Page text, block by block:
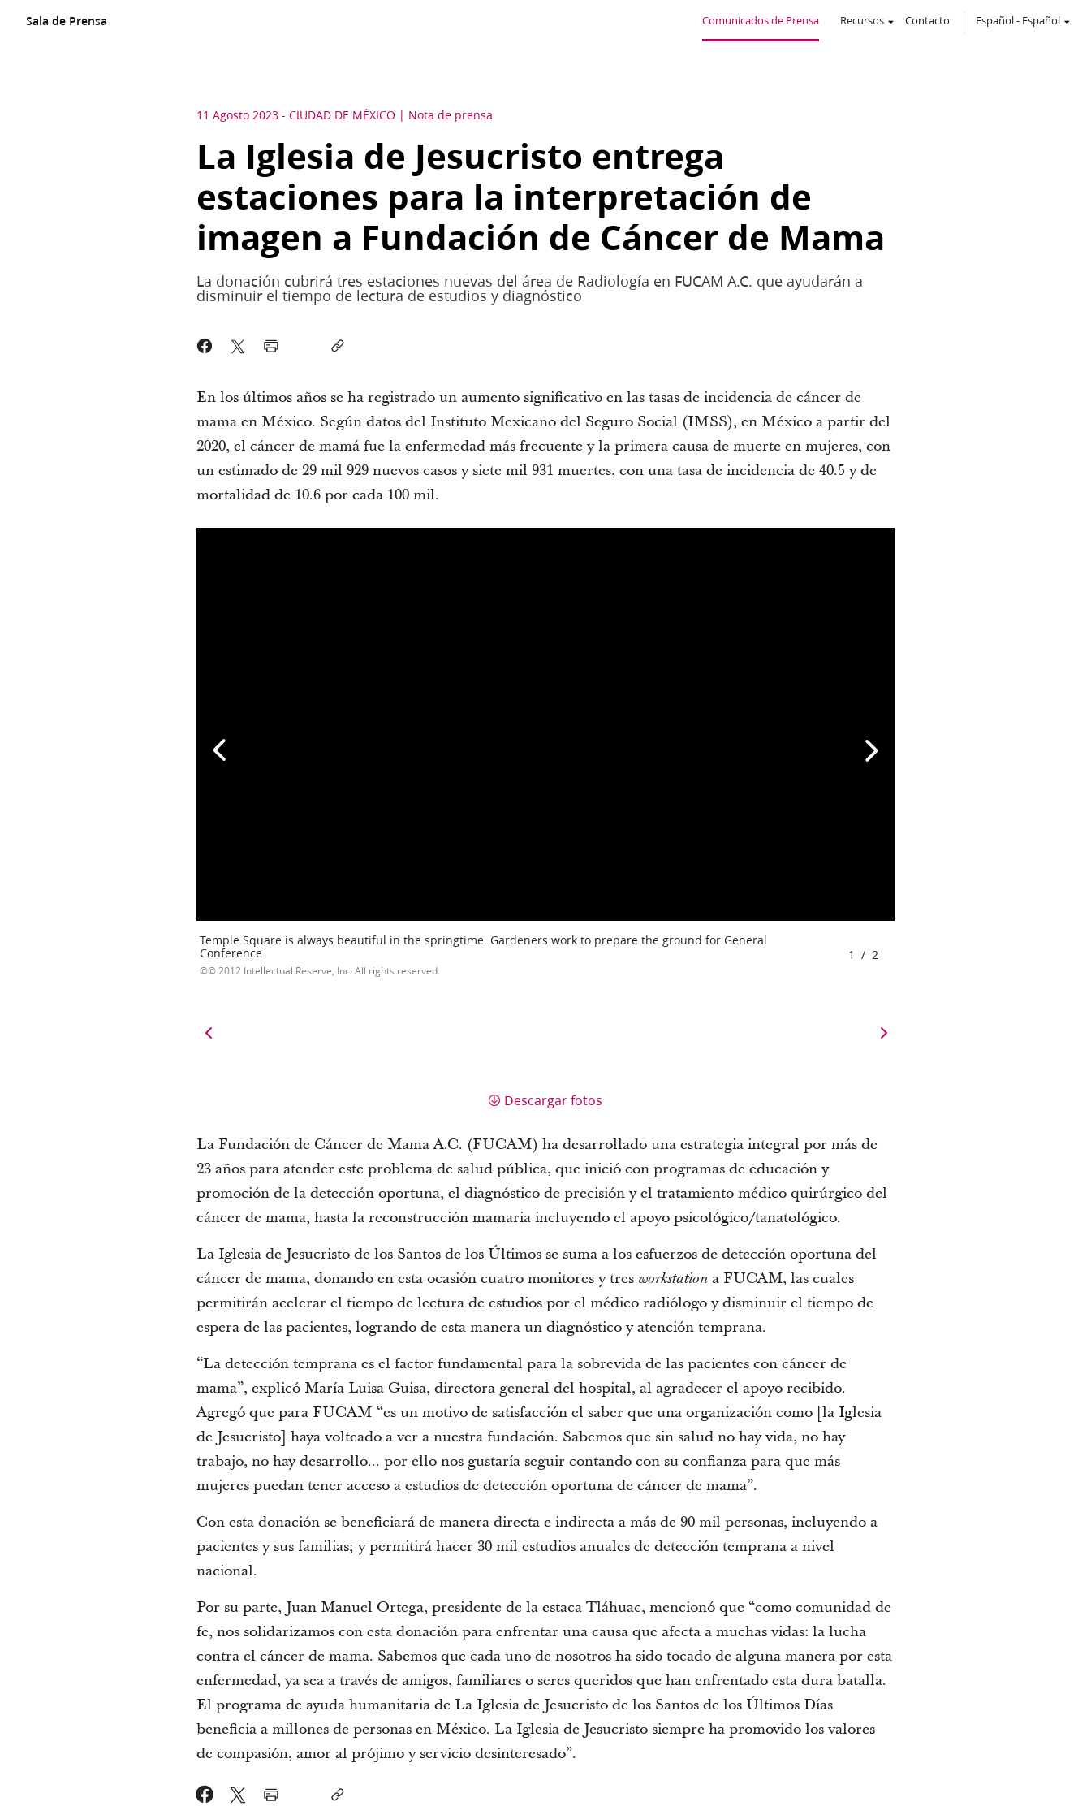
Sala de Prensa Comunicados de Prensa Recursos Contacto Español- Español
11 Agosto 2023 - CIUDAD DE MÉXICO Nota de prensa
La Iglesia de Jesucristo entrega
estaciones para la interpretación de
imagen a Fundación de Cáncer de Mama
La donación cubrirá tres estaciones nuevas del área de Radiología en FUCAM A.C. que ayudarán a
disminuir el tiempo de lectura de estudios y diagnóstico
En los últimos años se ha registrado un aumento significativo en las tasas de incidencia de cáncer de
mama en México. Según datos del Instituto Mexicano del Seguro Social (IMSS), en México a partir del
2020, el cáncer de mamá fue la enfermedad más frecuente y la primera causa de muerte en mujeres, con
un estimado de 29 mil 929 nuevos casos y siete mil 931 muertes, con una tasa de incidencia de 40.5 y de
mortalidad de 10.6 por cada 100 mil.
Temple Square is always beautiful in the springtime. Gardeners work to prepare the ground for General
Conference.
© 2012 Intellectual Reserve, Inc. All rights reserved.
1 / 2
Descargar fotos
La Fundación de Cáncer de Mama A.C. (FUCAM) ha desarrollado una estrategia integral por más de
23 años para atender este problema de salud pública, que inició con programas de educación y
promoción de la detección oportuna, el diagnóstico de precisión y el tratamiento médico quirúrgico del
cáncer de mama, hasta la reconstrucción mamaria incluyendo el apoyo psicológico/tanatológico.
La Iglesia de Jesucristo de los Santos de los Últimos se suma a los esfuerzos de detección oportuna del
cáncer de mama, donando en esta ocasión cuatro monitores y tres workstationa FUCAM, las cuales
permitirán acelerar el tiempo de lectura de estudios por el médico radiólogo y disminuir el tiempo de
espera de las pacientes, logrando de esta manera un diagnóstico y atención temprana.
“La detección temprana es el factor fundamental para la sobrevida de las pacientes con cáncer de
mama”, explicó María Luisa Guisa, directora general del hospital, al agradecer el apoyo recibido.
Agregó que para FUCAM “es un motivo de satisfacción el saber que una organización como [la Iglesia
de Jesucristo] haya volteado a ver a nuestra fundación. Sabemos que sin salud no hay vida, no hay
trabajo, no hay desarrollo... por ello nos gustaría seguir contando con su confianza para que más
mujeres puedan tener acceso a estudios de detección oportuna de cáncer de mama”.
Con esta donación se beneficiará de manera directa e indirecta a más de 90 mil personas, incluyendo a
pacientes y sus familias; y permitirá hacer 30 mil estudios anuales de detección temprana a nivel
nacional.
Por su parte, Juan Manuel Ortega, presidente de la estaca Tláhuac, mencionó que “como comunidad de
fe, nos solidarizamos con esta donación para enfrentar una causa que afecta a muchas vidas: la lucha
contra el cáncer de mama. Sabemos que cada uno de nosotros ha sido tocado de alguna manera por esta
enfermedad, ya sea a través de amigos, familiares o seres queridos que han enfrentado esta dura batalla.
El programa de ayuda humanitaria de La Iglesia de Jesucristo de los Santos de los Últimos Días
beneficia a millones de personas en México. La Iglesia de Jesucristo siempre ha promovido los valores
de compasión, amor al prójimo y servicio desinteresado”.